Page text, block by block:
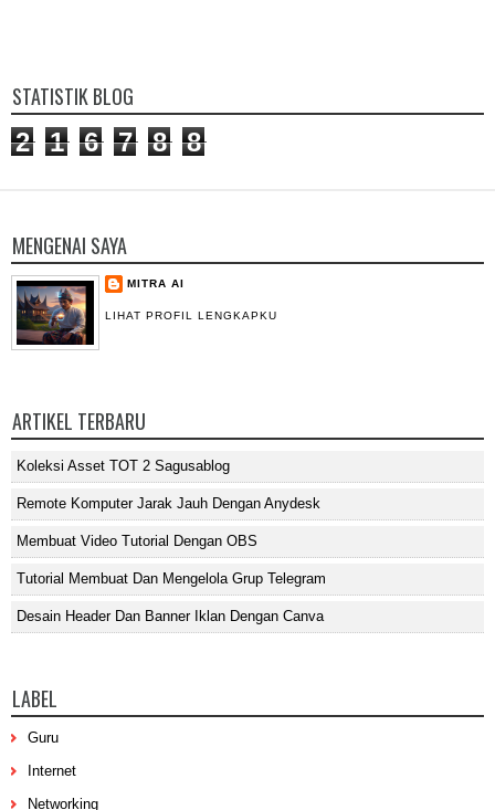
STATISTIK BLOG
2 1 6 7 8 8
MENGENAI SAYA
MITRA AI
LIHAT PROFIL LENGKAPKU
ARTIKEL TERBARU
Koleksi Asset TOT 2 Sagusablog
Remote Komputer Jarak Jauh Dengan Anydesk
Membuat Video Tutorial Dengan OBS
Tutorial Membuat Dan Mengelola Grup Telegram
Desain Header Dan Banner Iklan Dengan Canva
LABEL
Guru
Internet
Networking